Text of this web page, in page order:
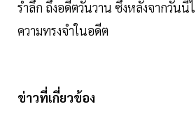
รำลึก ถึงอดีตวันวาน ซึ่งหลังจากวันนี้
ความทรงจำในอดีต
ข่าวที่เกี่ยวข้อง